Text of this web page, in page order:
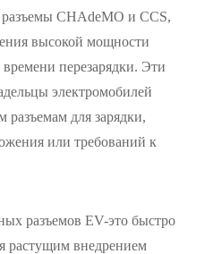
разъемы CHAdeMO и CCS,
высокой мощности
времени перезарядки. Эти
электромобилей
для зарядки,
или требований к
разъемов EV-это быстро
растущим внедрением